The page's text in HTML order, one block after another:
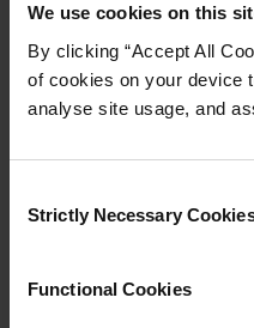
We use cookies on this
By clicking “Accept All
of cookies on your device
analyse site usage, and
Selection
Strictly Necessary
Functional Cookies
Rute perjalanan
Rasakan romansa
Mulailah di Perth,
Atraksi alam dan